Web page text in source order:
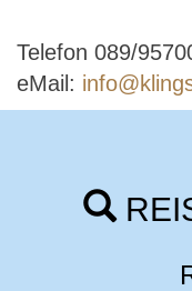
Telefon 089/
eMail: